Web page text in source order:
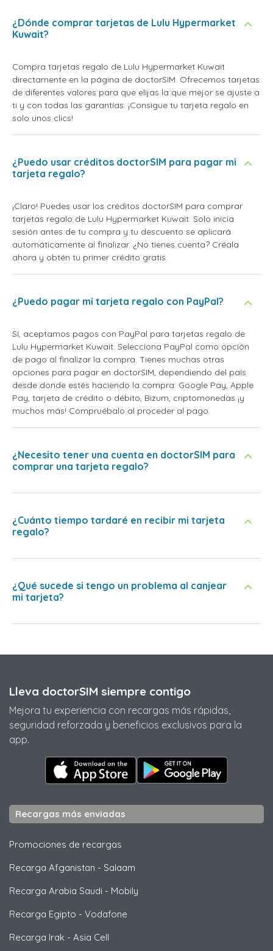
¿Dónde comprar tarjetas de Lulu Hypermarket
Kuwait?
Compra tarjetas regalo de Lulu Hypermarket Kuwait
directamente en la página de doctorSIM. Ofrecemos tarjetas
de diferentes valores para que elijas la que mejor se ajuste a
ti y con todas las garantías. ¡Consigue tu tarjeta regalo en
solo unos clics!
¿Puedo usar créditos doctorSIM para pagar mi
tarjeta regalo?
¡Claro! Puedes usar los créditos doctorSIM para comprar
tarjetas regalo de Lulu Hypermarket Kuwait. Solo inicia
sesión antes de tu compra y tu descuento se aplicará
automáticamente al finalizar. ¿No tienes cuenta? Créala
ahora y obtén tu primer crédito gratis.
¿Puedo pagar mi tarjeta regalo con PayPal?
Sí, aceptamos pagos con PayPal para tarjetas regalo de
Lulu Hypermarket Kuwait. Selecciona PayPal como opción
de pago al finalizar la compra. Tienes muchas otras
opciones para pagar en doctorSIM, dependiendo del país
desde donde estés haciendo la compra: Google Pay, Apple
Pay, tarjeta de crédito o débito, Bizum, criptomonedas ¡y
muchos más! Compruébalo al proceder al pago.
¿Necesito tener una cuenta en doctorSIM para
comprar una tarjeta regalo?
¿Cuánto tiempo tardaré en recibir mi tarjeta
regalo?
¿Qué sucede si tengo un problema al canjear
mi tarjeta?
Lleva doctorSIM siempre contigo
Mejora tu experiencia con recargas más rápidas,
seguridad reforzada y beneficios exclusivos para la
app.
Recargas más enviadas
Promociones de recargas
Recarga Afganistan - Salaam
Recarga Arabia Saudi - Mobily
Recarga Egipto - Vodafone
Recarga Irak - Asia Cell